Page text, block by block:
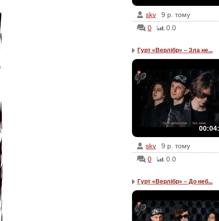
skv
9 р. тому
0
0.0
Гурт «Верлібр» – Зла не...
skv
9 р. тому
0
0.0
Гурт «Верлібр» – До неб...